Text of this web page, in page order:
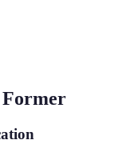
Former